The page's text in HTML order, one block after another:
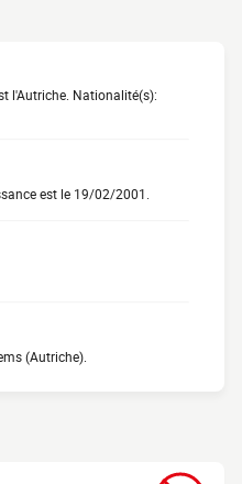
l'Autriche. Nationalité(s):
est le 19/02/2001.
(Autriche).